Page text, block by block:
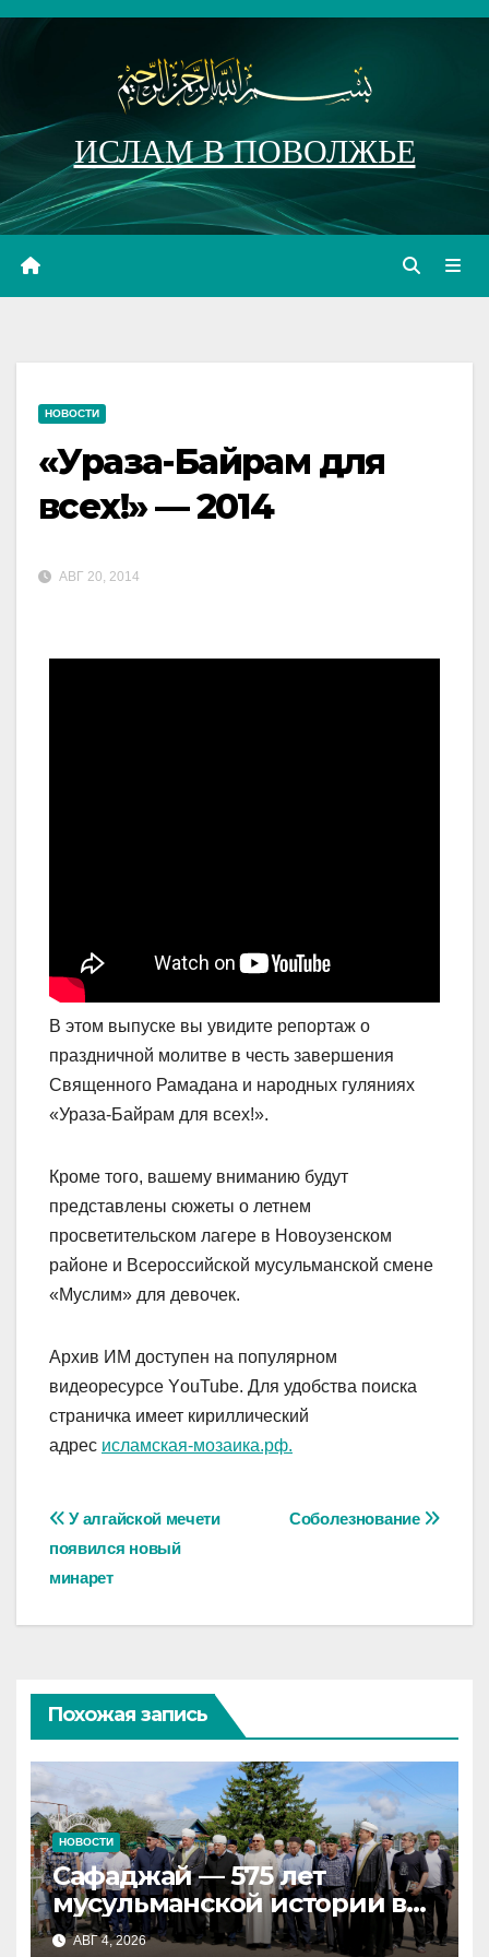
Перейти
ИСЛАМ В ПОВОЛЖЬЕ
НОВОСТИ
«Ураза-Байрам для
всех!» — 2014
АВГ 20, 2014
В этом выпуске вы увидите репортаж о
праздничной молитве в честь завершения
Священного Рамадана и народных гуляниях
«Ураза-Байрам для всех!».
Кроме того, вашему вниманию будут
представлены сюжеты о летнем
просветительском лагере в Новоузенском
районе и Всероссийской мусульманской смене
«Муслим» для девочек.
Архив ИМ доступен на популярном
видеоресурсе YоuTube. Для удобства поиска
страничка имеет кириллический
адрес исламская-мозаика.рф.
Навигация
по
записям
Соболезнование
У алгайской мечети
появился новый
минарет
Похожая запись
НОВОСТИ
Сафаджай — 575 лет
мусульманской истории в
самой сердцевине России
АВГ 4, 2026